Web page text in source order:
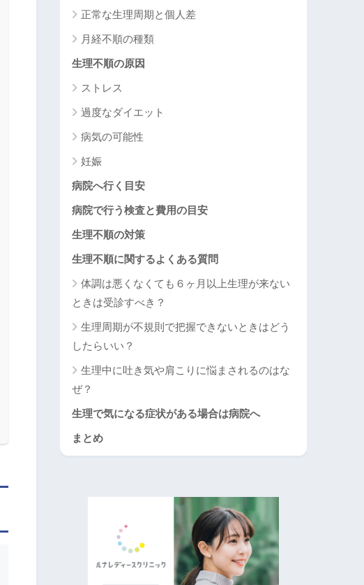
正常な生理周期と個人差
月経不順の種類
生理不順の原因
ストレス
過度なダイエット
病気の可能性
妊娠
病院へ行く目安
病院で行う検査と費用の目安
生理不順の対策
生理不順に関するよくある質問
体調は悪くなくても６ヶ月以上生理が来ない
ときは受診すべき？
生理周期が不規則で把握できないときはどう
したらいい？
生理中に吐き気や肩こりに悩まされるのはな
ぜ？
生理で気になる症状がある場合は病院へ
まとめ